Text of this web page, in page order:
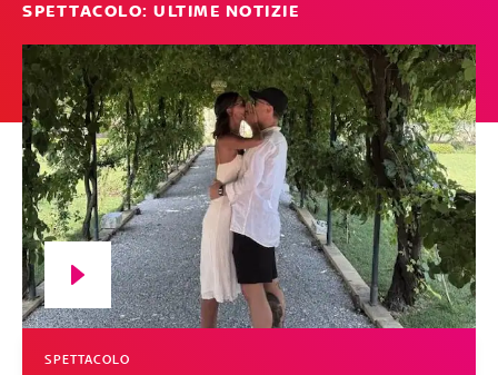
SPETTACOLO: ULTIME NOTIZIE
SPETTACOLO